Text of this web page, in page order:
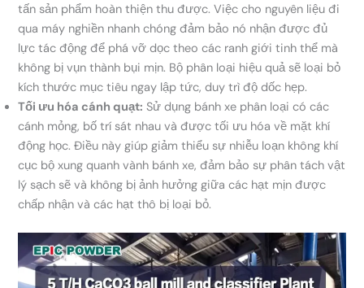
tấn sản phẩm hoàn thiện thu được. Việc cho nguyên liệu đi
qua máy nghiền nhanh chóng đảm bảo nó nhận được đủ
lực tác động để phá vỡ dọc theo các ranh giới tinh thể mà
không bị vụn thành bụi mịn. Bộ phân loại hiệu quả sẽ loại bỏ
kích thước mục tiêu ngay lập tức, duy trì độ dốc hẹp.
Tối ưu hóa cánh quạt: Sử dụng bánh xe phân loại có các
cánh mỏng, bố trí sát nhau và được tối ưu hóa về mặt khí
động học. Điều này giúp giảm thiểu sự nhiễu loạn không khí
cục bộ xung quanh vành bánh xe, đảm bảo sự phân tách vật
lý sạch sẽ và không bị ảnh hưởng giữa các hạt mịn được
chấp nhận và các hạt thô bị loại bỏ.